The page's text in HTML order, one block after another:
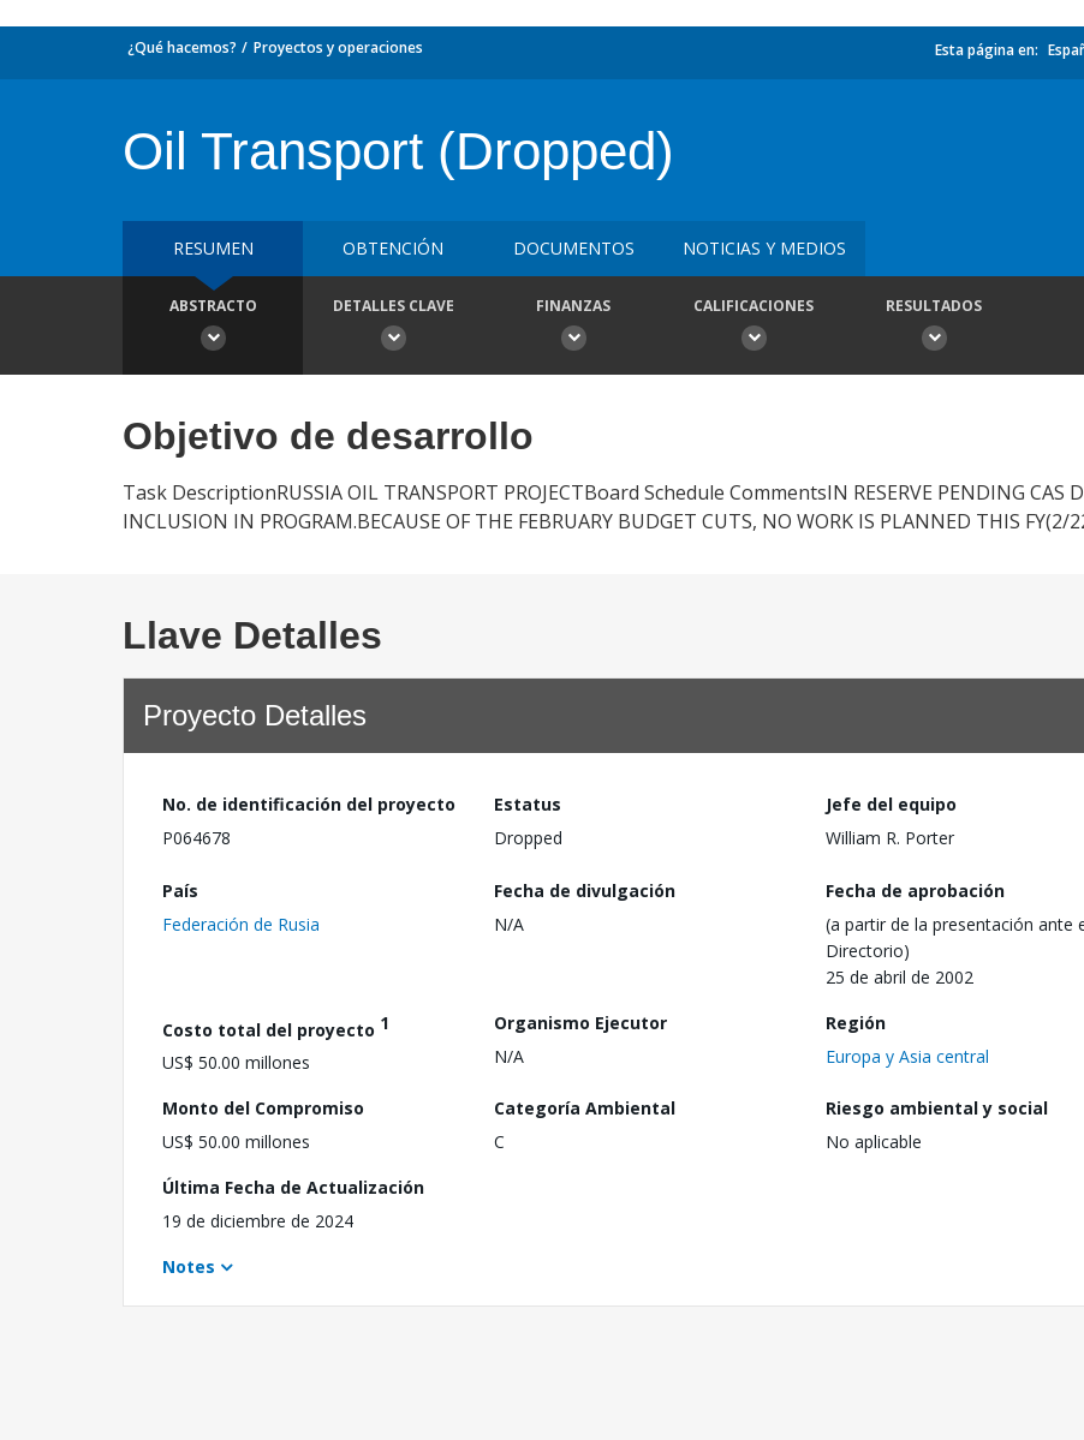
¿Qué hacemos? Proyectos y operaciones Esta página en:
Oil Transport (Dropped)
RESUMEN OBTENCIÓN DOCUMENTOS NOTICIAS Y MEDIOS
ABSTRACTO DETALLES CLAVE FINANZAS CALIFICACIONES RESULTADOS
Objetivo de desarrollo
Task DescriptionRUSSIA OIL TRANSPORT PROJECTBoard Schedule CommentsIN RESERVE PENDING CAS
INCLUSION IN PROGRAM.BECAUSE OF THE FEBRUARY BUDGET CUTS, NO WORK IS PLANNED THIS FY(2/
Llave Detalles
Proyecto Detalles
No. de identificación del proyecto
P064678
Estatus
Dropped
Jefe del equipo
William R. Porter
País
Federación de Rusia
Fecha de divulgación
N/A
Fecha de aprobación
(a partir de la presentación ante
Directorio)
25 de abril de 2002
Costo total del proyecto 1
US$ 50.00 millones
Organismo Ejecutor
N/A
Región
Europa y Asia central
Monto del Compromiso
US$ 50.00 millones
Categoría Ambiental
C
Riesgo ambiental y social
No aplicable
Última Fecha de Actualización
19 de diciembre de 2024
Notes